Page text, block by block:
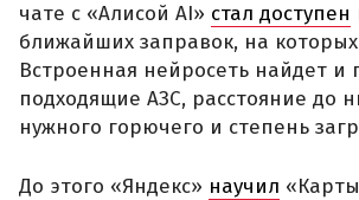
чате с «Алисой AI» стал доступен
ближайших заправок, на
Встроенная нейросеть найдет и
подходящие АЗС, расстояние до
нужного горючего и степень
До этого «Яндекс» научил